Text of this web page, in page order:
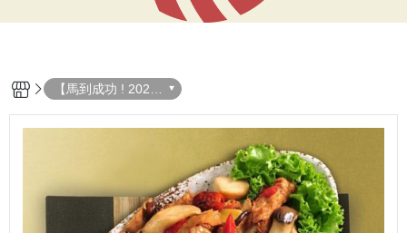
【馬到成功 ! 2026
頂級素食年菜全集
結】